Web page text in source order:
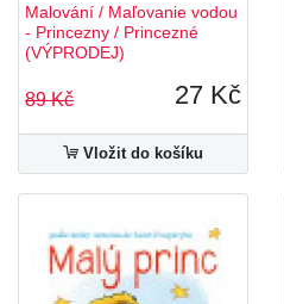
Malování / Maľovanie vodou
- Princezny / Princezné
(VÝPRODEJ)
89 Kč 27 Kč
Vložit do košíku